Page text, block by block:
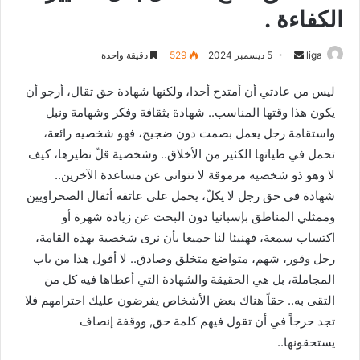
الكفاءة .
liga
n
a
a
5 ديسمبر 2024 529 دقيقة واحدة
ليس من عادتي أن أمتدح أحدا، ولكنها شهادة حق تقال، أرجو أن
يكون هذا وقتها المناسب.. شهادة بثقافة وفكر وشهامة ونبل
واستقامة رجل يعمل بصمت دون ضجيج، فهو شخصيه رائعة،
تحمل في طياتها الكثير من الأخلاق.. وشخصية قلّ نظيرها، كيف
لا وهو ذو شخصيه مرموقة لا تتوانى عن مساعدة الآخرين..
شهادة فى حق رجل لا يكلّ، يحمل على عاتقه أثقال الصحراويين
وممثلي المناطق بإسبانيا دون البحث عن زيادة شهرة أو
اكتساب سمعة، فهنيئا لنا جميعا بأن نرى شخصية بهذه القامة،
رجل وقور، شهم، متواضع متخلق وصادق.. لا أقول هذا من باب
المجاملة، بل هي الحقيقة والشهادة التي أعطاها فيه كل من
التقى به.. حقاً هناك بعض الأشخاص يفرضون عليك احترامهم فلا
تجد حرجاً في أن تقول فيهم كلمة حق, ووقفة إنصاف
يستحقونها..